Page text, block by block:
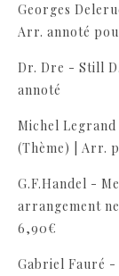
Georges
Arr. annoté
Dr. Dre - Still
annoté
Michel
(Thème) | Arr.
G.F.Handel -
arrangement
6,90€
Gabriel Fauré